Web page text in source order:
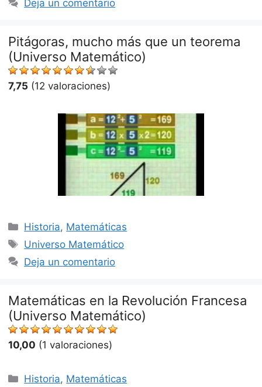
Deja un comentario
Pitágoras, mucho más que un teorema
(Universo Matemático)
7,75 (12 valoraciones)
Categorías
Historia, Matemáticas
Etiquetas
Universo Matemático
Deja un comentario
Matemáticas en la Revolución Francesa
(Universo Matemático)
10,00 (1 valoraciones)
Categorías
Historia, Matemáticas